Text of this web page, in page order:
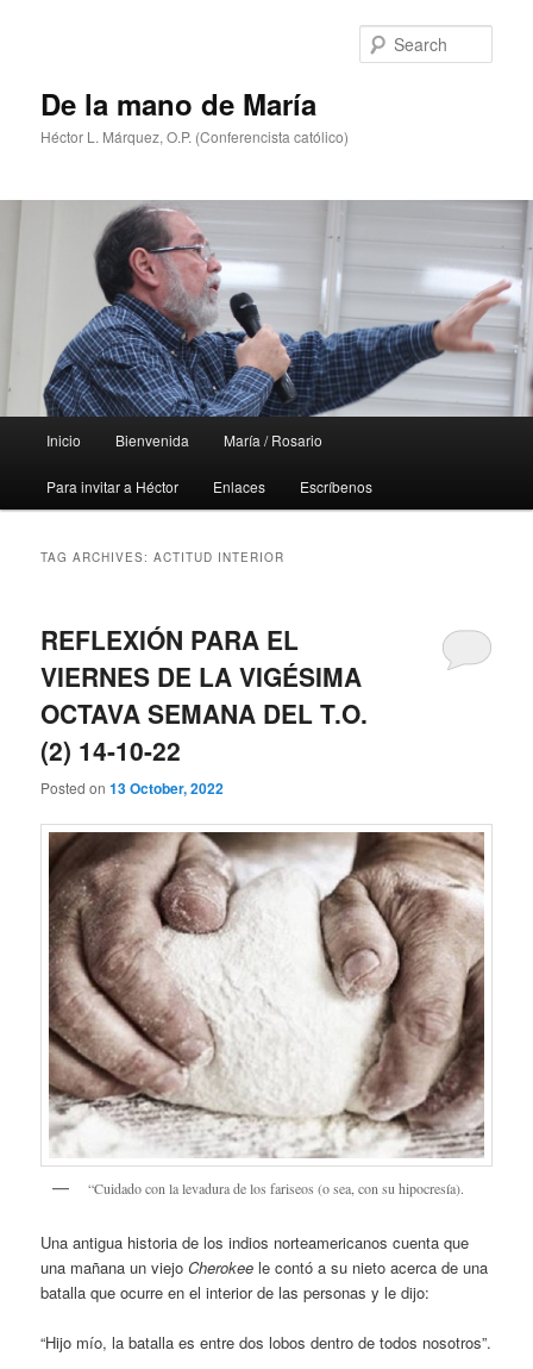
De la mano de María
Héctor L. Márquez, O.P. (Conferencista católico)
Inicio Bienvenida María / Rosario
Para invitar a Héctor Enlaces Escríbenos
TAG ARCHIVES:ACTITUD INTERIOR
REFLEXIÓN PARA EL
VIERNES DE LA VIGÉSIMA
OCTAVA SEMANA DEL T.O.
(2) 14-10-22
Posted on13 October, 2022
“Cuidado con la levadura de los fariseos (o sea, con su hipocresía).
Una antigua historia de los indios norteamericanos cuenta que
una mañana un viejoCherokee le contó a su nieto acerca de una
batalla que ocurre en el interior de las personas y le dijo:
“Hijo mío, la batalla es entre dos lobos dentro de todos nosotros”.